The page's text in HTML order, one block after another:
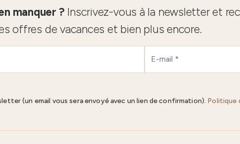
manquer ? Inscrivez-vous à la newsletter et
offres de vacances et bien plus encore.
(un email vous sera envoyé avec un lien de confirmation). Politique